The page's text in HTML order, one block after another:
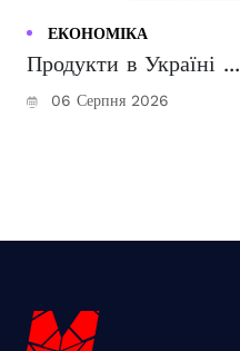
ЕКОНОМІКА
Продукти в Україні ...
06 Серпня 2026